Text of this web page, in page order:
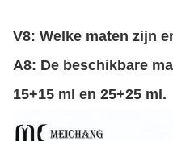
V8: Welke maten zijn
A8: De beschikbare
15+15 ml en 25+25 ml.